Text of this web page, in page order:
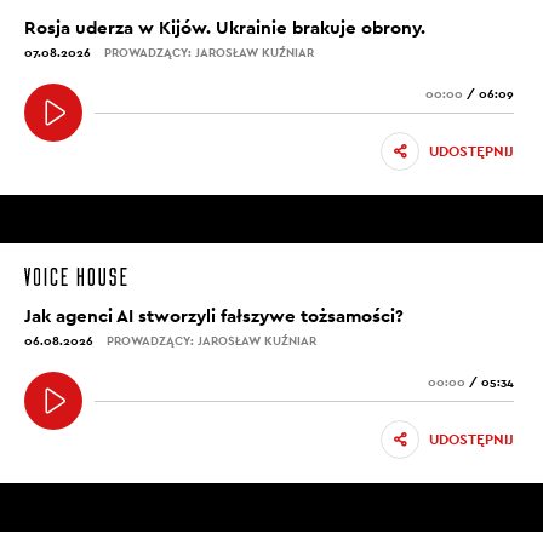
Rosja uderza w Kijów. Ukrainie brakuje obrony.
07.08.2026 PROWADZĄCY: JAROSŁAW KUŹNIAR
00:00 / 06:09
UDOSTĘPNIJ
Jak agenci AI stworzyli fałszywe tożsamości?
06.08.2026 PROWADZĄCY: JAROSŁAW KUŹNIAR
00:00 / 05:34
UDOSTĘPNIJ